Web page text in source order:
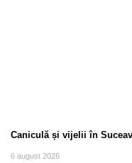
Caniculă și vijelii în
6 august 2026